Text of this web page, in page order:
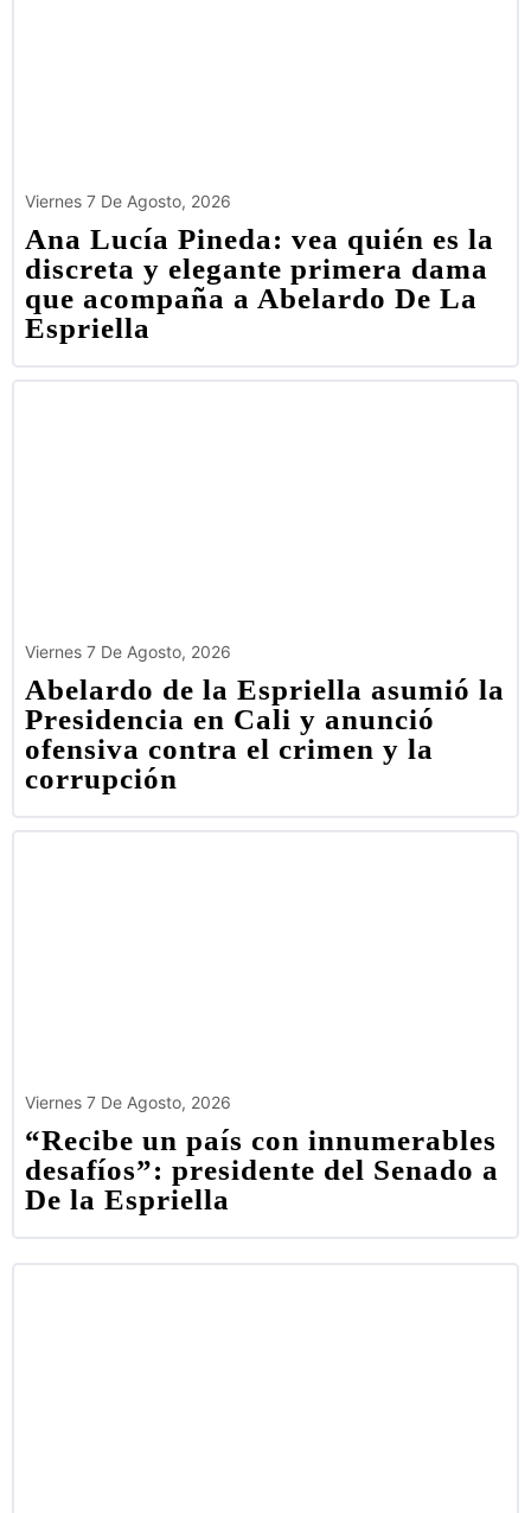
Viernes 7 De Agosto, 2026
Ana Lucía Pineda: vea quién es la
discreta y elegante primera dama
que acompaña a Abelardo De La
Espriella
Viernes 7 De Agosto, 2026
Abelardo de la Espriella asumió la
Presidencia en Cali y anunció
ofensiva contra el crimen y la
corrupción
Viernes 7 De Agosto, 2026
“Recibe un país con innumerables
desafíos”: presidente del Senado a
De la Espriella